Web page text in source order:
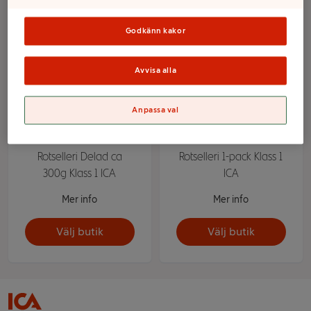
Rotselleri Delad ca
300g Klass 1 ICA
Mer info
Välj butik
Rotselleri 1-pack Klass 1
ICA
Mer info
Välj butik
Godkänn kakor
Avvisa alla
Anpassa val